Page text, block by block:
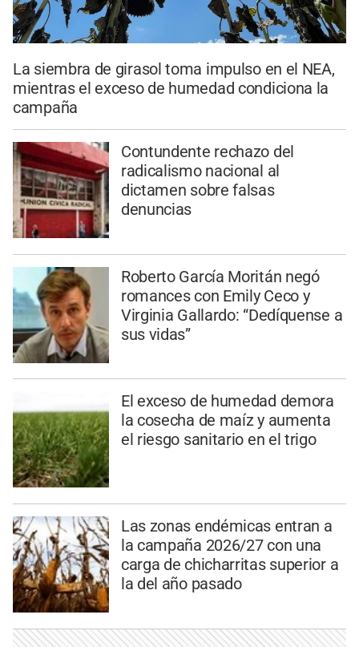
La siembra de girasol toma impulso en el NEA,
mientras el exceso de humedad condiciona la
campaña
Contundente rechazo del
radicalismo nacional al
dictamen sobre falsas
denuncias
Roberto García Moritán negó
romances con Emily Ceco y
Virginia Gallardo: “Dedíquense a
sus vidas”
El exceso de humedad demora
la cosecha de maíz y aumenta
el riesgo sanitario en el trigo
Las zonas endémicas entran a
la campaña 2026/27 con una
carga de chicharritas superior a
la del año pasado